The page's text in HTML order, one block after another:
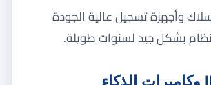
وأجهزة تسجيل عالية الجودة
بشكل جيد لسنوات طويلة.
📡 أنظمة IP وكاميرات الذكاء